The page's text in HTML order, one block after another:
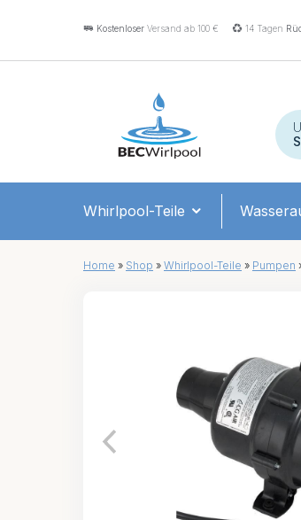
Kostenloser Versand ab 100 € 14 Tagen
Whirlpool-Teile
Home » Shop » Whirlpool-Teile » Pumpen